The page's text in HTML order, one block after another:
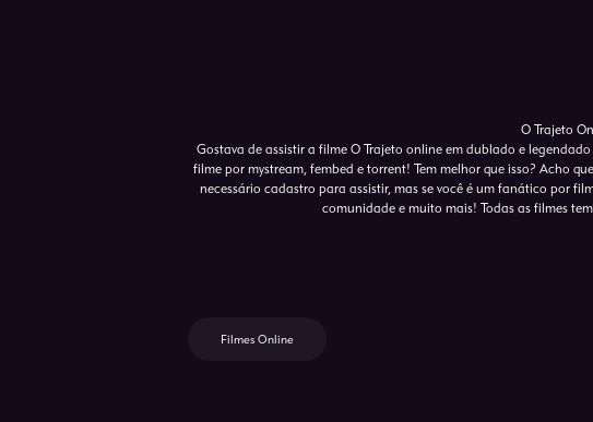
O Trajeto
Gostava de assistir a filme O Trajeto online em dublado e
filme por mystream, fembed e torrent! Tem melhor que isso? Acho
necessário cadastro para assistir, mas se você é um fanático por
comunidade e muito mais! Todas as filmes
Filmes Online